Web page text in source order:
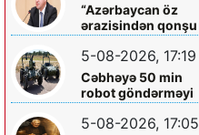
“Azərbaycan öz
ərazisindən qonşu
ölkəyə qarşı
olunmasına icazə
verməz”
5-08-2026, 17:19
Cəbhəyə 50 min
robot göndərməyi
planlaşdırırlar
5-08-2026, 17:05